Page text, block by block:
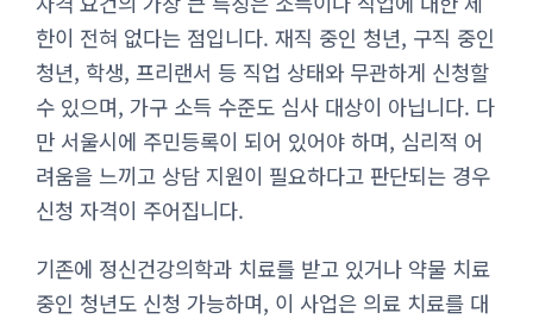
한이 전혀 없다는 점입니다. 재직 중인 청년, 구직 중인
청년, 학생, 프리랜서 등 직업 상태와 무관하게 신청할
수 있으며, 가구 소득 수준도 심사 대상이 아닙니다. 다
만 서울시에 주민등록이 되어 있어야 하며, 심리적 어
려움을 느끼고 상담 지원이 필요하다고 판단되는 경우
신청 자격이 주어집니다.
기존에 정신건강의학과 치료를 받고 있거나 약물 치료
중인 청년도 신청 가능하며, 이 사업은 의료 치료를 대